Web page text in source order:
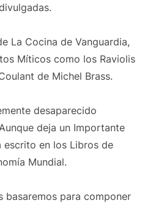
La Cocina de Vanguardia,
Míticos como los Raviolis
de Michel Brass.
desaparecido
deja un Importante
escrito en los Libros de
Mundial.
basaremos para componer